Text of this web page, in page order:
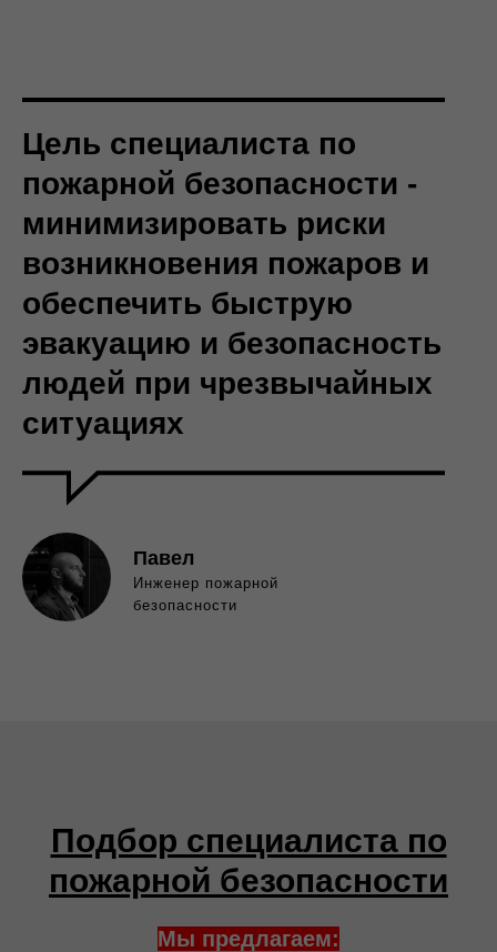
Цель специалиста по
пожарной безопасности -
минимизировать риски
возникновения пожаров и
обеспечить быструю
эвакуацию и безопасность
людей при чрезвычайных
ситуациях
Павел
Инженер пожарной
безопасности
Подбор специалиста по
пожарной безопасности
Мы предлагаем: